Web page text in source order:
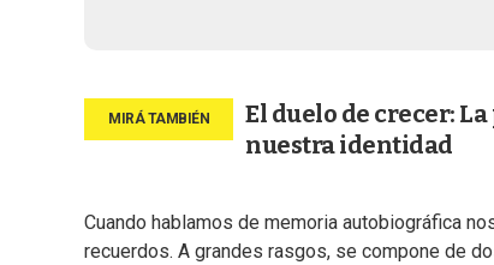
El duelo de crecer:
nuestra identidad
Cuando hablamos de memoria autobiográfica
recuerdos. A grandes rasgos, se compone de